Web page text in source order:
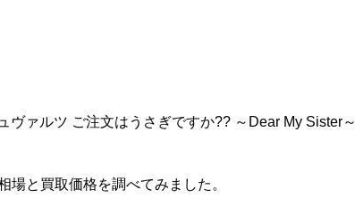
ヴァルツ ご注文はうさぎですか?? ～Dear My Sister～
場と買取価格を調べてみました。